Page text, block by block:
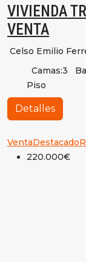
VIVIENDA
VENTA
Celso Emilio
Camas:3
Piso
Detalles
VentaDestacado
220.000€